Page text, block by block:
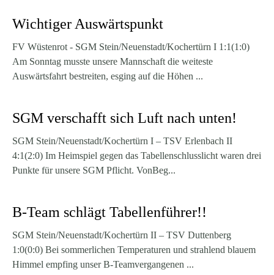
Wichtiger Auswärtspunkt
FV Wüstenrot - SGM Stein/Neuenstadt/Kochertürn I 1:1(1:0)
Am Sonntag musste unsere Mannschaft die weiteste
Auswärtsfahrt bestreiten, esging auf die Höhen ...
SGM verschafft sich Luft nach unten!
SGM Stein/Neuenstadt/Kochertürn I – TSV Erlenbach II
4:1(2:0) Im Heimspiel gegen das Tabellenschlusslicht waren drei
Punkte für unsere SGM Pflicht. VonBeg...
B-Team schlägt Tabellenführer!!
SGM Stein/Neuenstadt/Kochertürn II – TSV Duttenberg
1:0(0:0) Bei sommerlichen Temperaturen und strahlend blauem
Himmel empfing unser B-Teamvergangenen ...